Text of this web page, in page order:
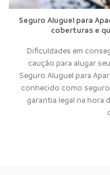
Seguro Aluguel para
coberturas e
Dificuldades em
caução para alugar
Seguro Aluguel para
conhecido como
garantia legal na hora